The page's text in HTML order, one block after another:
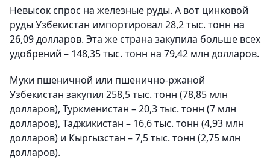
Невысок спрос на железные руды. А вот цинковой
руды Узбекистан импортировал 28,2 тыс. тонн на
26,09 долларов. Эта же страна закупила больше всех
удобрений – 148,35 тыс. тонн на 79,42 млн долларов.
Муки пшеничной или пшенично-ржаной
Узбекистан закупил 258,5 тыс. тонн (78,85 млн
долларов), Туркменистан – 20,3 тыс. тонн (7 млн
долларов), Таджикистан – 16,6 тыс. тонн (4,93 млн
долларов) и Кыргызстан – 7,5 тыс. тонн (2,75 млн
долларов).